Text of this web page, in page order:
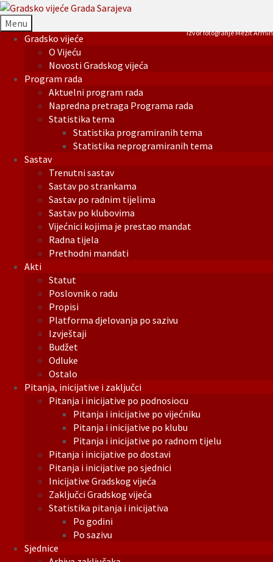
Menu
Gradsko vijeće
O Vijeću
Novosti Gradskog vijeća
Program rada
Aktuelni program rada
Napredna pretraga Programa rada
Statistika tema
Statistika programiranih tema
Statistika neprogramiranih tema
Sastav
Trenutni sastav
Sastav po strankama
Sastav po radnim tijelima
Sastav po klubovima
Vijećnici kojima je prestao mandat
Radna tijela
Prethodni mandati
Akti
Statut
Poslovnik o radu
Propisi
Platforma djelovanja po sazivu
Izvještaji
Budžet
Odluke
Ostalo
Pitanja, inicijative i zaključci
Pitanja i inicijative po podnosiocu
Pitanja i inicijative po vijećniku
Pitanja i inicijative po klubu
Pitanja i inicijative po radnom tijelu
Pitanja i inicijative po dostavi
Pitanja i inicijative po sjednici
Inicijative Gradskog vijeća
Zaključci Gradskog vijeća
Statistika pitanja i inicijativa
Po godini
Po sazivu
Sjednice
Izvor fotografije Mezit Armin